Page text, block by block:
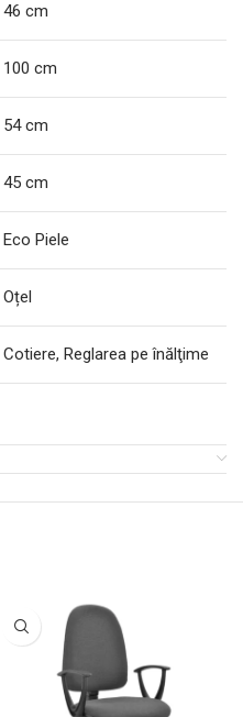
46 cm
100 cm
54 cm
45 cm
Eco Piele
Oțel
Сotiere, Reglarea pe înălţime